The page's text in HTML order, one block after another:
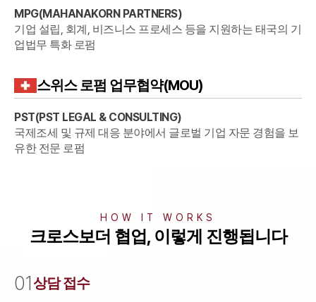
팀소개
대륜의 강점
MPG(MAHANAKORN PARTNERS)
기업 설립, 회계, 비즈니스 프로세스 등을 지원하는 태국의 기
업법무 특화 로펌
스위스로펌 업무협약(MOU)
PST(PST LEGAL & CONSULTING)
국제조세 및 규제 대응 분야에서 글로벌 기업 자문 경험을 보
유한 전문 로펌
HOW IT WORKS
크로스보더 협업, 이렇게 진행됩니다
01상담 접수